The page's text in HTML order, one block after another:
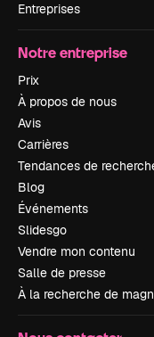
Entreprises
Notre entreprise
Prix
À propos de nous
Avis
Carrières
Tendances de
Blog
Événements
Slidesgo
Vendre mon contenu
Salle de presse
À la recherche de